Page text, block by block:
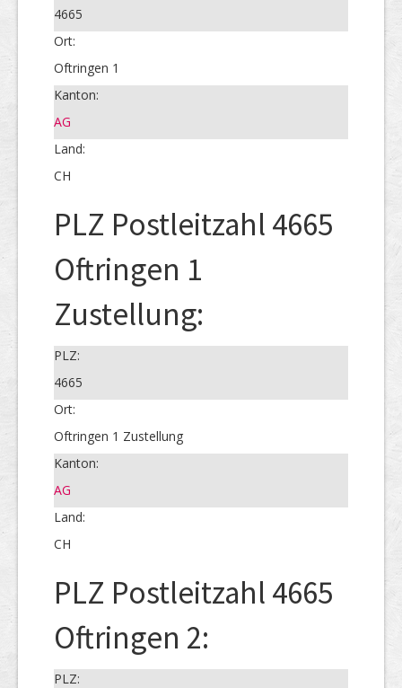
4665
Ort:
Oftringen 1
Kanton:
AG
Land:
CH
PLZ Postleitzahl 4665
Oftringen 1
Zustellung:
PLZ:
4665
Ort:
Oftringen 1 Zustellung
Kanton:
AG
Land:
CH
PLZ Postleitzahl 4665
Oftringen 2:
PLZ: